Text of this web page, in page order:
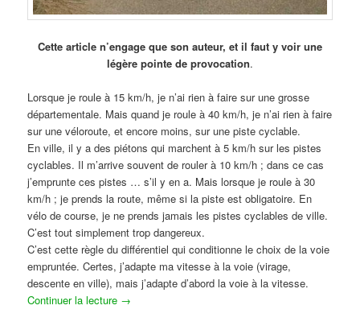
Cette article n’engage que son auteur, et il faut y voir une
légère pointe de provocation.
Lorsque je roule à 15 km/h, je n’ai rien à faire sur une grosse
départementale. Mais quand je roule à 40 km/h, je n’ai rien à faire
sur une véloroute, et encore moins, sur une piste cyclable.
En ville, il y a des piétons qui marchent à 5 km/h sur les pistes
cyclables. Il m’arrive souvent de rouler à 10 km/h ; dans ce cas
j’emprunte ces pistes … s’il y en a. Mais lorsque je roule à 30
km/h ; je prends la route, même si la piste est obligatoire. En
vélo de course, je ne prends jamais les pistes cyclables de ville.
C’est tout simplement trop dangereux.
C’est cette règle du différentiel qui conditionne le choix de la voie
empruntée. Certes, j’adapte ma vitesse à la voie (virage,
descente en ville), mais j’adapte d’abord la voie à la vitesse.
Continuer la lecture →